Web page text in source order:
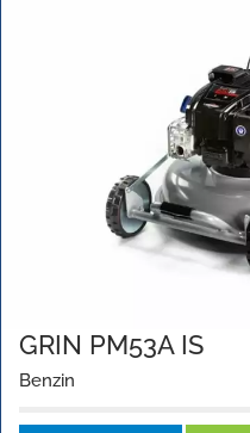
GRIN PM53A IS
Benzin